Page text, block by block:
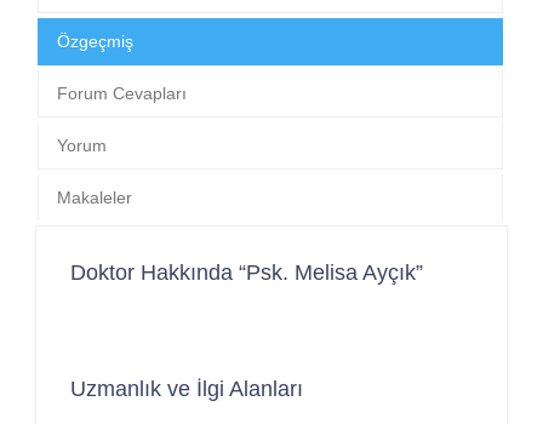
Özgeçmiş
Forum Cevapları
Yorum
Makaleler
Doktor Hakkında “Psk. Melisa Ayçık”
Uzmanlık ve İlgi Alanları